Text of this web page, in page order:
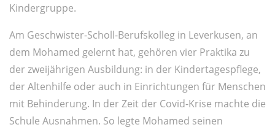
Kindergruppe.
Am Geschwister-Scholl-Berufskolleg in Leverkusen, an
dem Mohamed gelernt hat, gehören vier Praktika zu
der zweijährigen Ausbildung: in der Kindertagespflege,
der Altenhilfe oder auch in Einrichtungen für Menschen
mit Behinderung. In der Zeit der Covid-Krise machte die
Schule Ausnahmen. So legte Mohamed seinen